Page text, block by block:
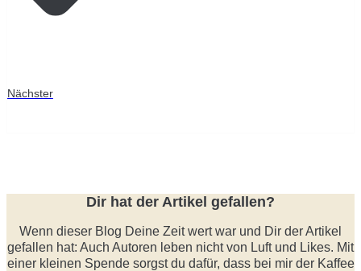
Nächster
Dir hat der Artikel gefallen?
Wenn dieser Blog Deine Zeit wert war und Dir der Artikel
gefallen hat: Auch Autoren leben nicht von Luft und Likes. Mit
einer kleinen Spende sorgst du dafür, dass bei mir der Kaffee